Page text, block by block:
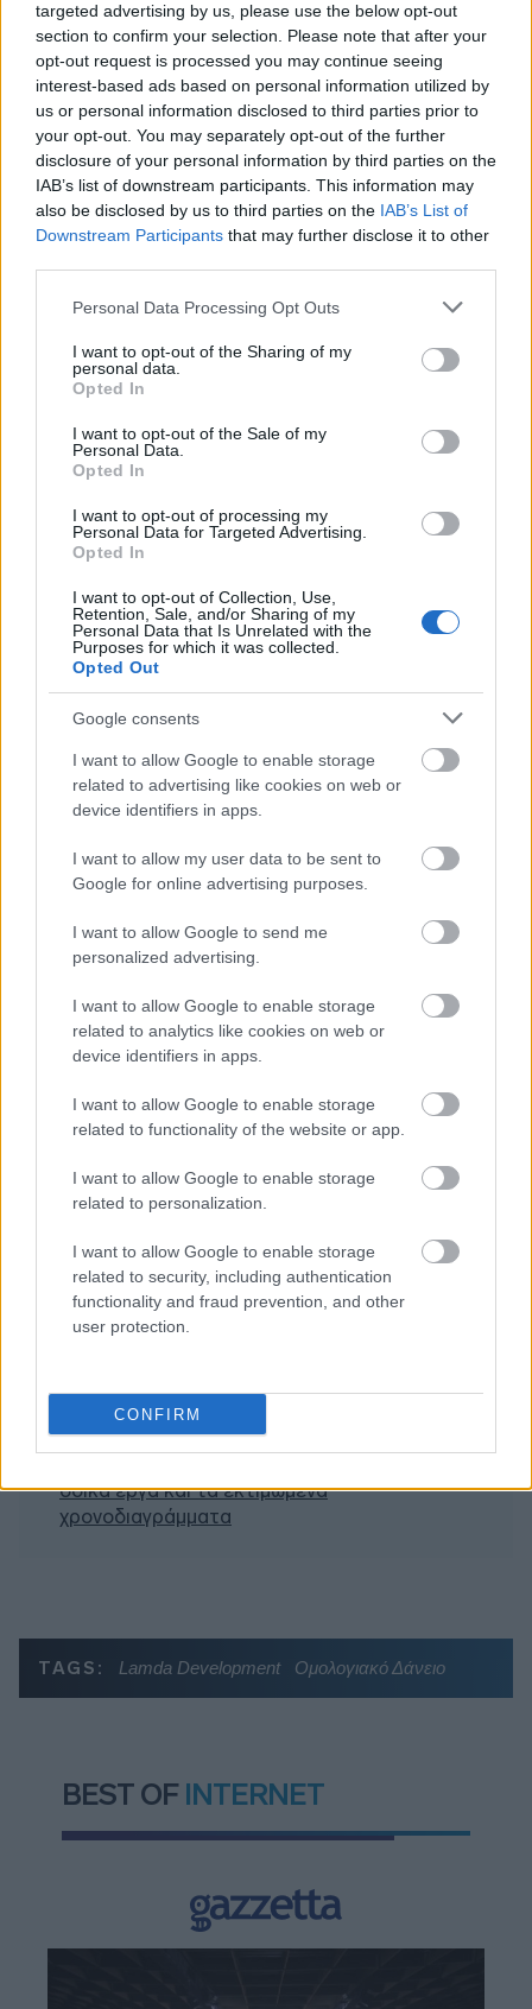
targeted advertising by us, please use the below opt-out
section to confirm your selection. Please note that after your
opt-out request is processed you may continue seeing
interest-based ads based on personal information utilized by
us or personal information disclosed to third parties prior to
your opt-out. You may separately opt-out of the further
disclosure of your personal information by third parties on the
IAB’s list of downstream participants. This information may
also be disclosed by us to third parties on the IAB’s List of
Downstream Participants that may further disclose it to other
Please note that this website/app uses one or more Google
not limited to your visit or usage behaviour. You may click to
grant or deny consent to Google and its third-party tags to
use your data for below specified purposes in below Google
consent section.
Personal Data Processing Opt Outs
I want to opt-out of the Sharing of my
personal data.
Opted In
I want to opt-out of the Sale of my
Personal Data.
Opted In
I want to opt-out of processing my
Personal Data for Targeted Advertising.
Opted In
I want to opt-out of Collection, Use,
Retention, Sale, and/or Sharing of my
Personal Data that Is Unrelated with the
Purposes for which it was collected.
Opted Out
Google consents
I want to allow Google to enable storage
related to advertising like cookies on web or
device identifiers in apps.
I want to allow my user data to be sent to
Google for online advertising purposes.
I want to allow Google to send me
personalized advertising.
I want to allow Google to enable storage
related to analytics like cookies on web or
device identifiers in apps.
I want to allow Google to enable storage
related to functionality of the website or app.
I want to allow Google to enable storage
related to personalization.
I want to allow Google to enable storage
related to security, including authentication
functionality and fraud prevention, and other
user protection.
CONFIRM
Οι Ομολογίες κατανεμήθηκαν ως εξής: α) 316.000
Ομολογίες (90% επί του συνόλου των
εκδοθεισών Ομολογιών) κατανεμήθηκαν σε
Ιδιώτες Επενδυτές, και β) 34.000 Ομολογίες (10%
επί του συνόλου των εκδοθεισών Ομολογιών)
κατανεμήθηκαν σε Ειδικούς Επενδυτές.
Ακολουθήστε το insider.gr στο Google News
και μάθετε
πρώτοι όλες τιςειδήσειςαπό την Ελλάδα και τον κόσμο.
Διαβάζονται αυτή τη στιγμή
Η γαλάζια «θετική ατζέντα» στο δρόμο για το
2027 - Το παράπονο της Καρυστιανού - Στον
ΣΥΡΙΖΑ μελετούν Ιστορία
«κίτρινα» και «κόκκινα» σπίτια για τις
αποζημιώσεις
οδικά έργα και τα εκτιμώμενα
χρονοδιαγράμματα
TAGS: Lamda Development Ομολογιακό Δάνειο
BEST OF INTERNET